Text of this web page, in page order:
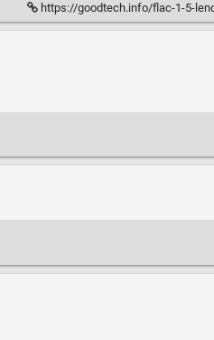
https://goodtech.info/flac-1-5-